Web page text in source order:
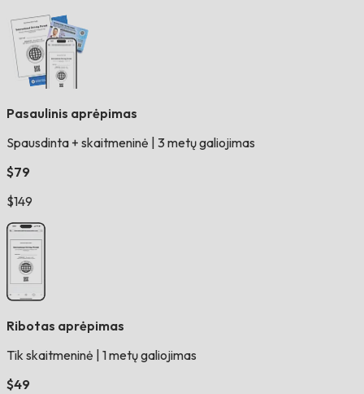
Pasaulinis aprėpimas
Spausdinta + skaitmeninė 3 metų galiojimas
$79
$149
Ribotas aprėpimas
Tik skaitmeninė 1 metų galiojimas
$49